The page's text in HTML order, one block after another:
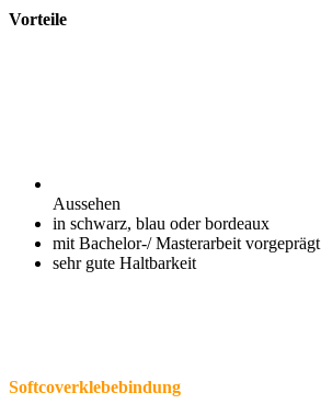
Vorteile
Aussehen
in schwarz, blau oder bordeaux
mit Bachelor-/ Masterarbeit vorgeprägt
sehr gute Haltbarkeit
Softcoverklebebindung